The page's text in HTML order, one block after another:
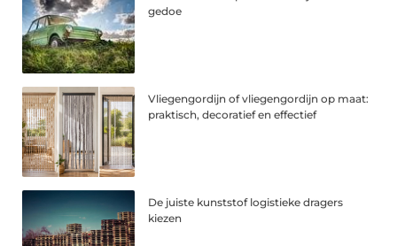
gedoe
Vliegengordijn of vliegengordijn op maat:
praktisch, decoratief en effectief
De juiste kunststof logistieke dragers
kiezen